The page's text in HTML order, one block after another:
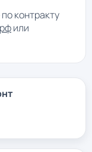
контракту
или